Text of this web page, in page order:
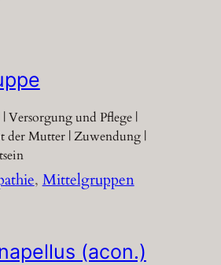
Versorgung und Pflege |
der Mutter | Zuwendung |
, Mittelgruppen
(acon.)